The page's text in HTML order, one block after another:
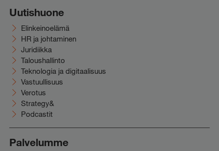
Uutishuone
Elinkeinoelämä
HR ja johtaminen
Juridiikka
Taloushallinto
Teknologia ja digitaalisuus
Vastuullisuus
Verotus
Strategy&
Podcastit
Palvelumme